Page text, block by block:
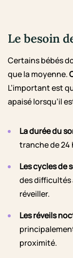
Le besoin
Certains bébés
que la moyenne.
L’important est
apaisé lorsqu’il
La durée du
tranche de 24
Les cycles de
des difficultés
réveiller.
Les réveils
proximité.